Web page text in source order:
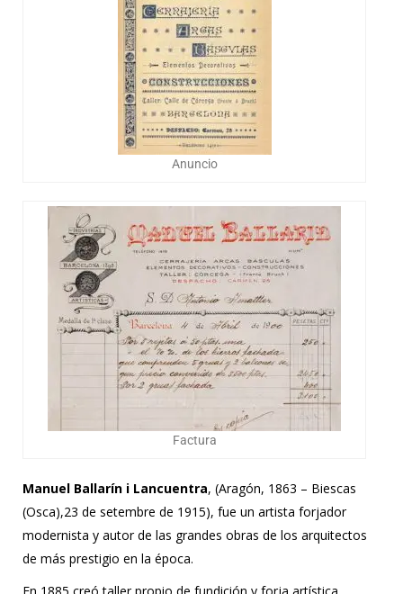
Anuncio
Factura
Manuel Ballarín i Lancuentra, (Aragón, 1863 – Biescas
(Osca),23 de setembre de 1915), fue un artista forjador
modernista y autor de las grandes obras de los arquitectos
de más prestigio en la época.